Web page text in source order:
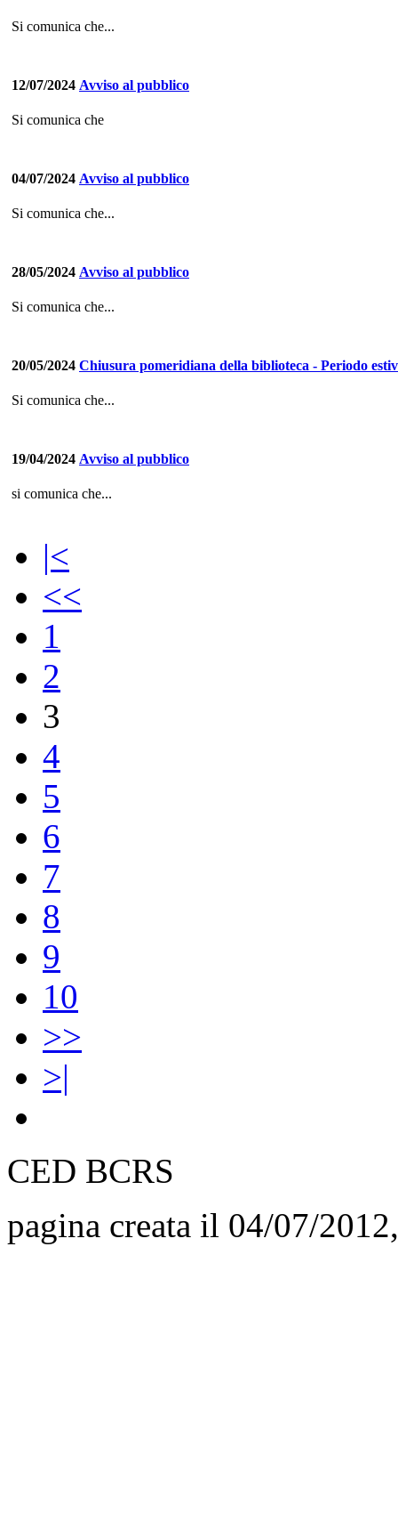
Si comunica che...
12/07/2024 Avviso al pubblico
Si comunica che
04/07/2024 Avviso al pubblico
Si comunica che...
28/05/2024 Avviso al pubblico
Si comunica che...
20/05/2024 Chiusura pomeridiana della biblioteca - Periodo
Si comunica che...
19/04/2024 Avviso al pubblico
si comunica che...
|<
<<
1
2
3
4
5
6
7
8
9
10
>>
>|
CED BCRS
pagina creata il 04/07/